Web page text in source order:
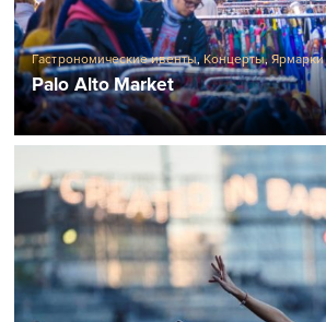
Гастрономические ивенты,Концерты,Ярмарки
Palo Alto Market